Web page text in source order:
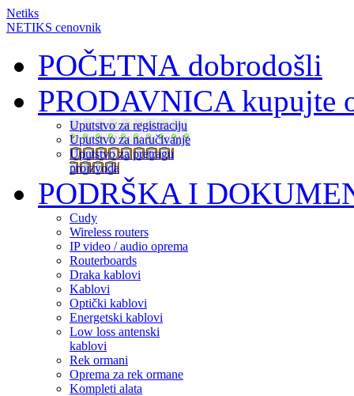
Netiks
NETIKS cenovnik
POČETNA dobrodošli
PRODAVNICAkupujte
Uputstvo za registraciju
Uputstvo za naručivanje
Uputstvo za pretragu
proizvoda
PODRŠKA I
Cudy
Wireless routers
IP video / audio oprema
Routerboards
Draka kablovi
Kablovi
Optički kablovi
Energetski kablovi
Low loss antenski
kablovi
Rek ormani
Oprema za rek ormane
Kompleti alata